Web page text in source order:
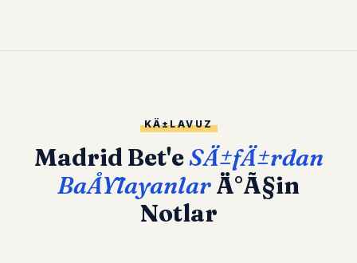
KÄ±LAVUZ
Madrid Bet'eSÄ±fÄ±rdan
BaÅŸlayanlarÄ°Ã§in
Notlar